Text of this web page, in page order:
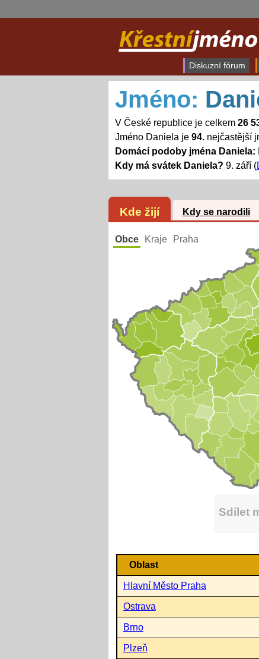
Diskuzní fórum
Jméno:
V České republice je celkem 26
Jméno Daniela je 94.nejčastější
Domácí podoby jména Daniela:
Kdy má svátek Daniela? 9. září (
Kde žijí Kdy se narodili
Obce Kraje Praha
Sdílet
Oblast
Hlavní Město Praha
Ostrava
Brno
Plzeň